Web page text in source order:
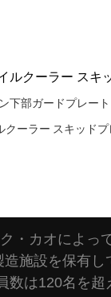
ルクーラー スキ
ト
下部ガードプレート
クーラー スキッド
・カオによっ
施設を保有し
数は120名を超